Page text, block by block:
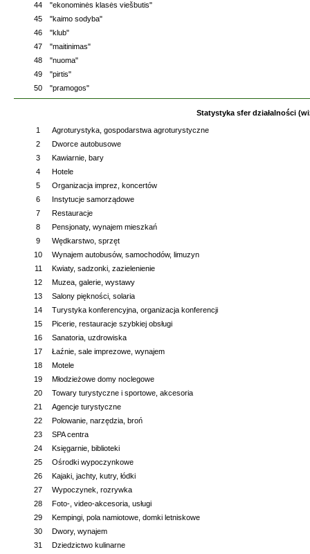
44
"ekonominės klasės viešbutis"
45
"kaimo sodyba"
46
"klub"
47
"maitinimas"
48
"nuoma"
49
"pirtis"
50
"pramogos"
Statystyka sfer działalności
1
Agroturystyka, gospodarstwa agroturystyczne
2
Dworce autobusowe
3
Kawiarnie, bary
4
Hotele
5
Organizacja imprez, koncertów
6
Instytucje samorządowe
7
Restauracje
8
Pensjonaty, wynajem mieszkań
9
Wędkarstwo, sprzęt
10
Wynajem autobusów, samochodów, limuzyn
11
Kwiaty, sadzonki, zazielenienie
12
Muzea, galerie, wystawy
13
Salony piękności, solaria
14
Turystyka konferencyjna, organizacja konferencji
15
Picerie, restauracje szybkiej obsługi
16
Sanatoria, uzdrowiska
17
Łaźnie, sale imprezowe, wynajem
18
Motele
19
Młodzieżowe domy noclegowe
20
Towary turystyczne i sportowe, akcesoria
21
Agencje turystyczne
22
Polowanie, narzędzia, broń
23
SPA centra
24
Księgarnie, biblioteki
25
Ośrodki wypoczynkowe
26
Kajaki, jachty, kutry, łódki
27
Wypoczynek, rozrywka
28
Foto-, video-akcesoria, usługi
29
Kempingi, pola namiotowe, domki letniskowe
30
Dwory, wynajem
31
Dziedzictwo kulinarne